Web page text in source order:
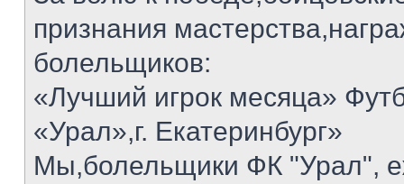
признания
болельщиков:
«Лучший игрок месяца»
«Урал»,г. Екатеринбург»
Мы,болельщики ФК "Урал",